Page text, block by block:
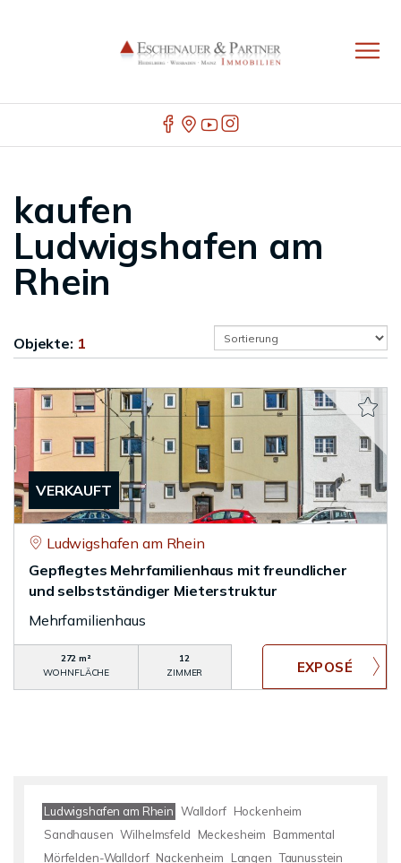
kaufen
Ludwigshafen am
Rhein
Objekte: 1
VERKAUFT
Ludwigshafen am Rhein
Gepflegtes Mehrfamilienhaus mit freundlicher
und selbstständiger Mieterstruktur
Mehrfamilienhaus
272 m²
WOHNFLÄCHE
12
ZIMMER
Ludwigshafen am Rhein Walldorf Hockenheim
Sandhausen Wilhelmsfeld Meckesheim
Bammental
Mörfelden-Walldorf Nackenheim Langen Taunusstein